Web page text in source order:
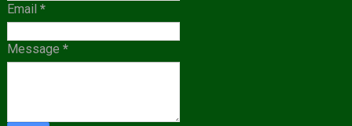
Email *
Message *